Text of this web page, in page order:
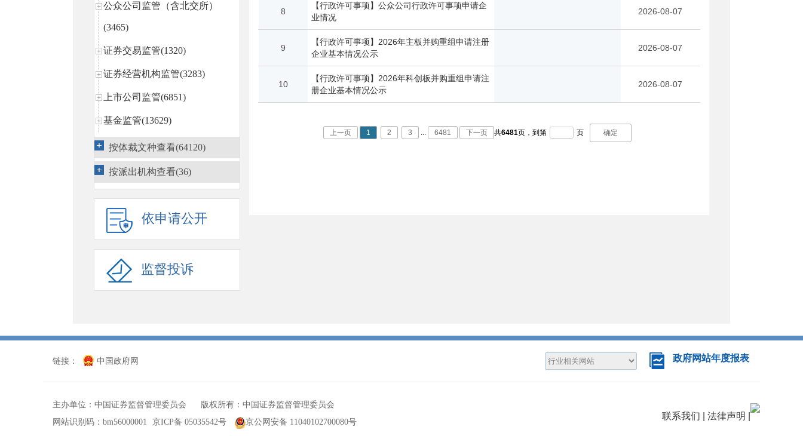
公众公司监管（含北交所）
(3465)
证券交易监管(1320)
证券经营机构监管(3283)
上市公司监管(6851)
基金监管(13629)
私募基金监管(13)
区域性股权市场规范发展(14)
期货监管(1296)
债券监管(3663)
行政复议 (1540)
国际合作(1869)
按体裁文种查看(64120)
按派出机构查看(36)
依申请公开
监督投诉
8
【行政许可事项】公众公司行政许可事项申请企
业情况
2026-08-07
9
【行政许可事项】2026年主板并购重组申请注册
企业基本情况公示
2026-08-07
10
【行政许可事项】2026年科创板并购重组申请注
册企业基本情况公示
2026-08-07
上一页 1 2 3 ... 6481 下一页 共6481页， 到第 页 确定
链接： 中国政府网 政府网站年度报表
主办单位：中国证券监督管理委员会 版权所有：中国证券监督管理委员会
网站识别码：bm56000001
京ICP备 05035542号 京公网安备 11040102700080号
联系我们 法律声明